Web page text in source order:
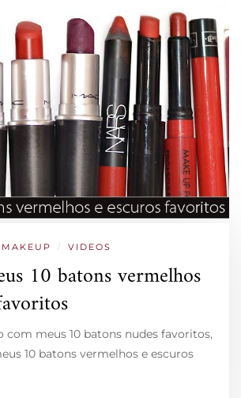
MAKEUP / VIDEOS
10 batons vermelhos
com meus 10 batons nudes favoritos,
10 batons vermelhos e escuros